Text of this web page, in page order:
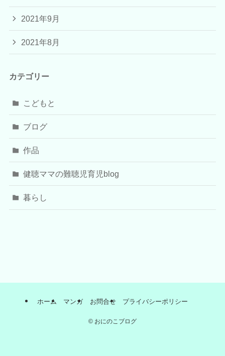
2021年9月
2021年8月
カテゴリー
こどもと
ブログ
作品
健聴ママの難聴児育児blog
暮らし
ホーム マンガ お問合せ プライバシーポリシー
© おにのこブログ